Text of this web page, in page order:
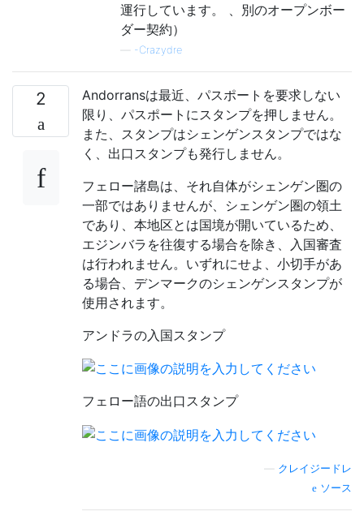
運行しています。 、別のオープンボー
ダー契約）
-Crazydre
2
Andorransは最近、パスポートを要求しない
限り、パスポートにスタンプを押しません。
また、スタンプはシェンゲンスタンプではな
く、出口スタンプも発行しません。
フェロー諸島は、それ自体がシェンゲン圏の
一部ではありませんが、シェンゲン圏の領土
であり、本地区とは国境が開いているため、
エジンバラを往復する場合を除き、入国審査
は行われません。いずれにせよ、小切手があ
る場合、デンマークのシェンゲンスタンプが
使用されます。
アンドラの入国スタンプ
フェロー語の出口スタンプ
クレイジードレ
ソース